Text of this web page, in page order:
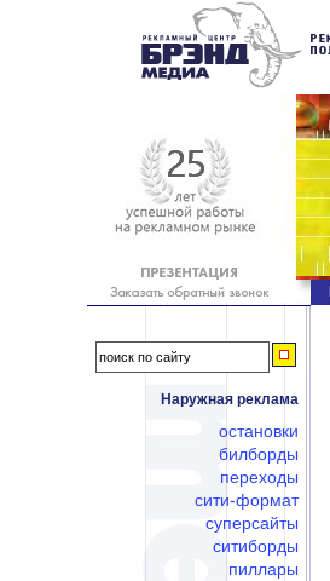
Наружная реклама
остановки
билборды
переходы
сити-формат
суперсайты
ситиборды
пиллары